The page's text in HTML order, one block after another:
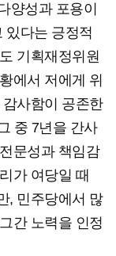
양성과 포용이
있다는 긍정적
기획재정위원
에서 저에게 위
사함이 공존한
중 7년을 간사
문성과 책임감
가 여당일 때
, 민주당에서 많
간 노력을 인정